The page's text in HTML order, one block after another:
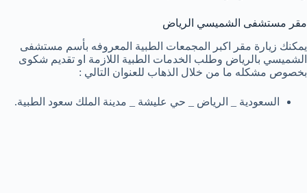
مقر مستشفى الشميسي الرياض
يمكنك زيارة مقر اكبر المجمعات الطبية المعروفه بأسم مستشفى
الشميسي بالرياض وطلب الخدمات الطبية اللازمة او تقديم شكوى
بخصوص مشكله ما من خلال الذهاب للعنوان التالي :
السعودية _ الرياض _ حي عليشة _ مدينة الملك سعود الطبية.